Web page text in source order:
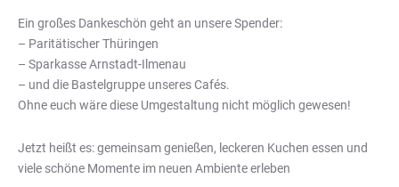
Ein großes Dankeschön geht an unsere Spender:
– Paritätischer Thüringen
– Sparkasse Arnstadt-Ilmenau
– und die Bastelgruppe unseres Cafés.
Ohne euch wäre diese Umgestaltung nicht möglich gewesen!
Jetzt heißt es: gemeinsam genießen, leckeren Kuchen essen und
viele schöne Momente im neuen Ambiente erleben